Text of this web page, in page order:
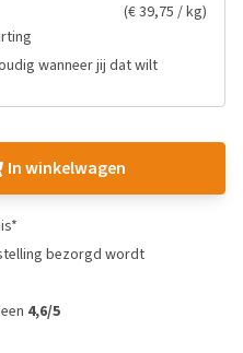
(€ 39,75 / kg)
wanneer jij dat wilt
In winkelwagen
bezorgd wordt
4,6/5